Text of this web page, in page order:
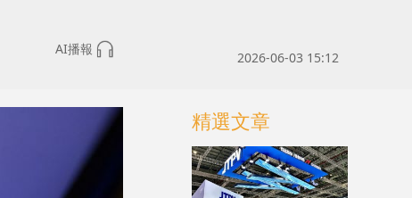
AI播報
2026-06-03 15:12
精選文章